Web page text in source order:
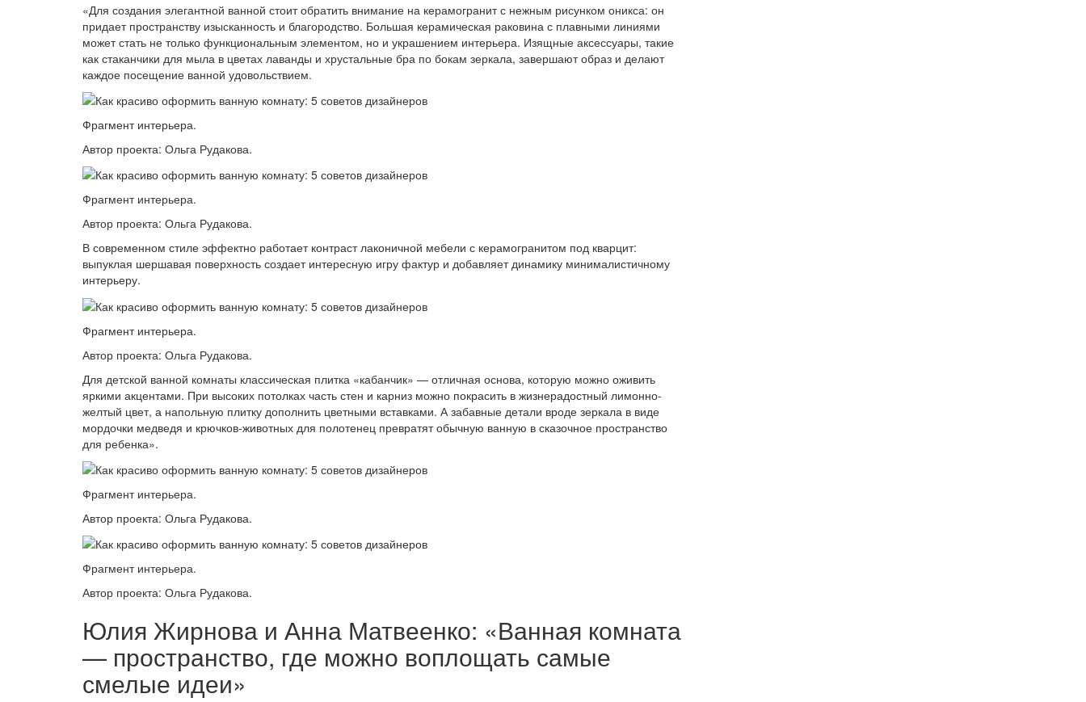
«Для создания элегантной ванной стоит обратить внимание на керамогранит с нежным рисунком оникса: он
придает пространству изысканность и благородство. Большая керамическая раковина с плавными линиями
может стать не только функциональным элементом, но и украшением интерьера. Изящные аксессуары, такие
как стаканчики для мыла в цветах лаванды и хрустальные бра по бокам зеркала, завершают образ и делают
каждое посещение ванной удовольствием.
Фрагмент интерьера.
Автор проекта: Ольга Рудакова.
Фрагмент интерьера.
Автор проекта: Ольга Рудакова.
В современном стиле эффектно работает контраст лаконичной мебели с керамогранитом под кварцит:
выпуклая шершавая поверхность создает интересную игру фактур и добавляет динамику минималистичному
интерьеру.
Фрагмент интерьера.
Автор проекта: Ольга Рудакова.
Для детской ванной комнаты классическая плитка «кабанчик» — отличная основа, которую можно оживить
яркими акцентами. При высоких потолках часть стен и карниз можно покрасить в жизнерадостный лимонно-
желтый цвет, а напольную плитку дополнить цветными вставками. А забавные детали вроде зеркала в виде
мордочки медведя и крючков-животных для полотенец превратят обычную ванную в сказочное пространство
для ребенка».
Фрагмент интерьера.
Автор проекта: Ольга Рудакова.
Фрагмент интерьера.
Автор проекта: Ольга Рудакова.
Юлия Жирнова и Анна Матвеенко: «Ванная комната
— пространство, где можно воплощать самые
смелые идеи»